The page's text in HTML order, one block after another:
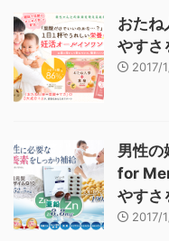
おたね
やすさ
2017/
男性の
for
やすさ
2017/